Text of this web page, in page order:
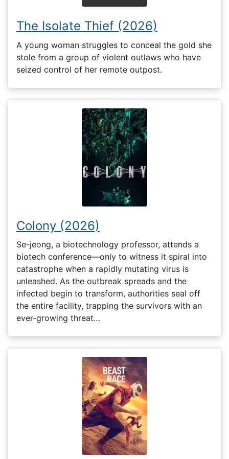
The Isolate Thief (2026)
A young woman struggles to conceal the gold she
stole from a group of violent outlaws who have
seized control of her remote outpost.
Colony (2026)
Se-jeong, a biotechnology professor, attends a
biotech conference—only to witness it spiral into
catastrophe when a rapidly mutating virus is
unleashed. As the outbreak spreads and the
infected begin to transform, authorities seal off
the entire facility, trapping the survivors with an
ever-growing threat…